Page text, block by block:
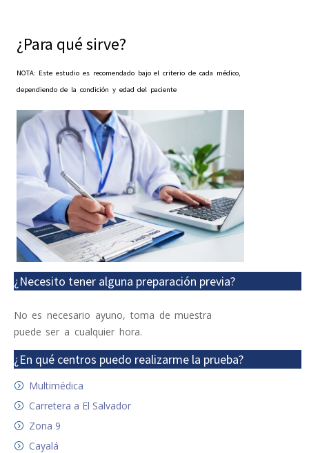
¿Para qué sirve?
NOTA: Este estudio es recomendado bajo el criterio de cada médico,
dependiendo de la condición y edad del paciente
¿Necesito tener alguna preparación previa?
No es necesario ayuno, toma de muestra
puede ser a cualquier hora.
¿En qué centros puedo realizarme la prueba?
Multimédica
Carretera a El Salvador
Zona 9
Cayalá